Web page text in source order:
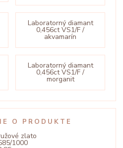
Laboratorný diamant
0,456ct VS1/F /
akvamarín
Laboratorný diamant
0,456ct VS1/F /
morganit
O PRODUKTE
zlato
1000